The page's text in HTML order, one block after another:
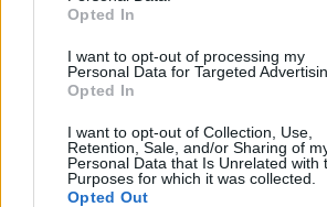
exclusión y confirme su selección. Tenga
después de que se procese su solicitud
posible que continúe viendo anuncios
basados en la información personal
en información personal divulgada a
Puede optar por no participar en la
su información personal por parte de
participantes intermedios de la IAB.
Opted In
I want to opt-out of processing my
Personal Data for Targeted
Opted In
I want to opt-out of Collection, Use,
Retention, Sale, and/or Sharing of
Personal Data that Is Unrelated with
Purposes for which it was collected.
Opted Out